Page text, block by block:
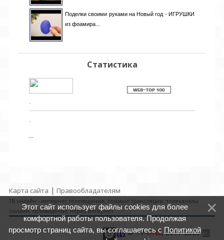
Поделки своими руками на Новый год - ИГРУШКИ
из фоамира...
Статистика
.
.
...
Карта сайта | Правообладателям
ТВ онлайн - интернет телевидение, прямые трансляции, телеканалы
онлайн, телевидение через интернет.
$POWERzED_BY$ © TV-ONE, 2011-2026
Этот сайт использует файлы cookies для более
комфортной работы пользователя. Продолжая
просмотр страниц сайта, вы соглашаетесь с Политикой